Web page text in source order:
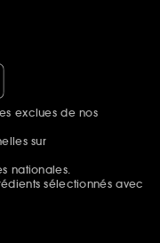
exclues de nos
sur
nationales.
sélectionnés avec